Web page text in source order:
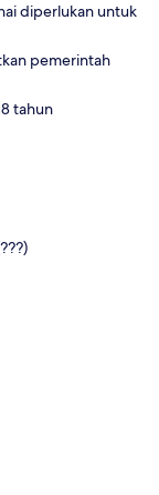
diperlukan untuk
pemerintah
tahun